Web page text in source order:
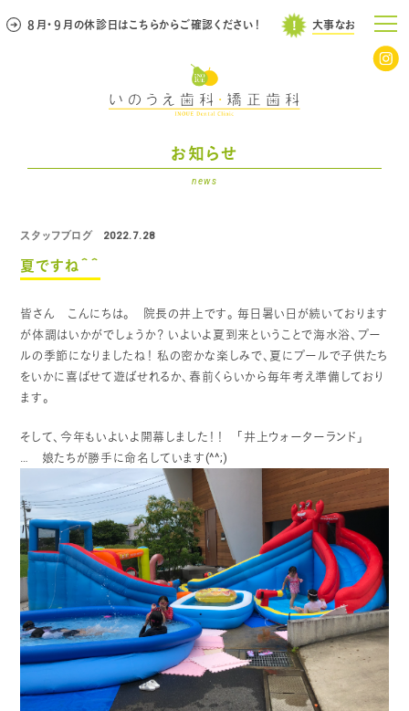
８月・９月の休診日はこちらからご確認ください！ 大事なお知らせ
お知らせ
news
スタッフブログ 2022.7.28
夏ですね＾＾
皆さん こんにちは。 院長の井上です。 毎日暑い日が続いております
が体調はいかがでしょうか？ いよいよ夏到来ということで海水浴、プー
ルの季節になりましたね！ 私の密かな楽しみで、夏にプールで子供たち
をいかに喜ばせて遊ばせれるか、春前くらいから毎年考え準備しており
ます。
そして、今年もいよいよ開幕しました！！ 「井上ウォーターランド」
… 娘たちが勝手に命名しています(^^;)